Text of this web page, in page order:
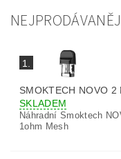
1.
SMOKTECH NOVO 2
SKLADEM
Náhradní Smoktech
1ohm Mesh